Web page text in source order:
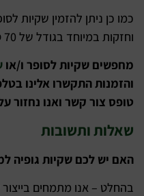
כמו כן ניתן להזמין שקיות
וחזקות במיוחד בגודל של 70 ס"מ רוחב וא-90 ס"מ אורך.
מחפשים שקיות לסופר ו/או
והזמנות התקשרו אלינו
טופס צור קשר ואנו נחזור
שאלות ותשובות
האם יש לכם שקיות גופיה
בהחלט – אנו מתמחים בייצור